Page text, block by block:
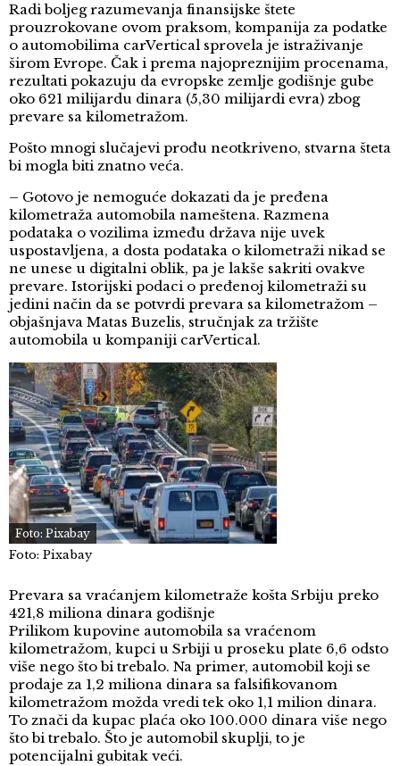
Radi boljeg razumevanja finansijske štete
prouzrokovane ovom praksom, kompanija za podatke
o automobilima carVertical sprovela je istraživanje
širom Evrope. Čak i prema najopreznijim procenama,
rezultati pokazuju da evropske zemlje godišnje gube
oko 621 milijardu dinara (5,30 milijardi evra) zbog
prevare sa kilometražom.
Pošto mnogi slučajevi prođu neotkriveno, stvarna šteta
bi mogla biti znatno veća.
– Gotovo je nemoguće dokazati da je pređena
kilometraža automobila nameštena. Razmena
podataka o vozilima između država nije uvek
uspostavljena, a dosta podataka o kilometraži nikad se
ne unese u digitalni oblik, pa je lakše sakriti ovakve
prevare. Istorijski podaci o pređenoj kilometraži su
jedini način da se potvrdi prevara sa kilometražom –
objašnjava Matas Buzelis, stručnjak za tržište
automobila u kompaniji carVertical.
Foto: Pixabay
Foto: Pixabay
Prevara sa vraćanjem kilometraže košta Srbiju preko
421,8 miliona dinara godišnje
Prilikom kupovine automobila sa vraćenom
kilometražom, kupci u Srbiji u proseku plate 6,6 odsto
više nego što bi trebalo. Na primer, automobil koji se
prodaje za 1,2 miliona dinara sa falsifikovanom
kilometražom možda vredi tek oko 1,1 milion dinara.
To znači da kupac plaća oko 100.000 dinara više nego
što bi trebalo. Što je automobil skuplji, to je
potencijalni gubitak veći.